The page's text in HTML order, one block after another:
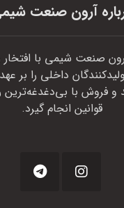
آرون صنعت
آرون صنعت شیمی با
داخلی را بر
و فروش با بی‌دغدغه‌ترین
قوانین انجام گیرد.